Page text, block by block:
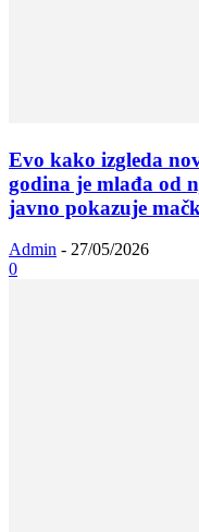
Evo kako izgleda
godina je mlađa od
javno pokazuje
Admin - 27/05/2026
0